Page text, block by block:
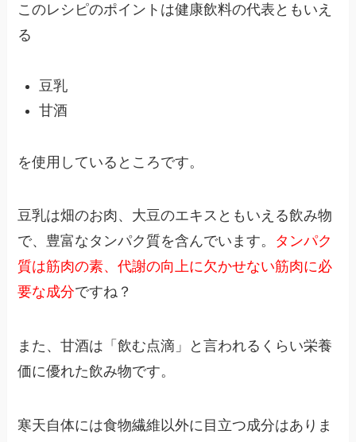
このレシピのポイントは健康飲料の代表ともいえ
る
豆乳
甘酒
を使用しているところです。
豆乳は畑のお肉、大豆のエキスともいえる飲み物
で、豊富なタンパク質を含んでいます。 タンパク
質は筋肉の素、代謝の向上に欠かせない筋肉に必
要な成分ですね？
また、甘酒は「飲む点滴」と言われるくらい栄養
価に優れた飲み物です。
寒天自体には食物繊維以外に目立つ成分はありま